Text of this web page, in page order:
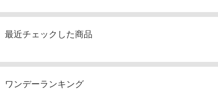
最近チェックした商品
ワンデーランキング